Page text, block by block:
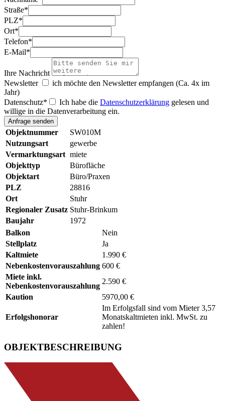
Straße*
PLZ*
Ort*
Telefon*
E-Mail*
Ihre Nachricht
Newsletter
ich möchte den Newsletter empfangen (Ca. 4x im
Jahr)
Datenschutz* Ich habe die Datenschutzerklärung gelesen und
willige in die Datenverarbeitung ein.
Objektnummer
SW010M
Nutzungsart
gewerbe
Vermarktungsart miete
Objekttyp
Bürofläche
Objektart
Büro/Praxen
PLZ
28816
Ort
Stuhr
Regionaler Zusatz Stuhr-Brinkum
Baujahr
1972
Balkon
Nein
Stellplatz
Ja
Kaltmiete
1.990 €
Nebenkostenvorauszahlung 600 €
Miete inkl.
Nebenkostenvorauszahlung
2.590 €
Kaution
5970,00 €
Erfolgshonorar
Im Erfolgsfall sind vom Mieter 3,57
Monatskaltmieten inkl. MwSt. zu
zahlen!
OBJEKTBESCHREIBUNG